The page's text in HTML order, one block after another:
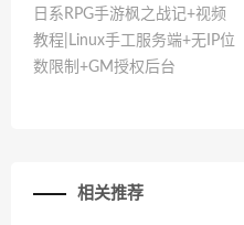
日系RPG手游枫之战记+视频
教程|Linux手工服务端+无IP位
数限制+GM授权后台
相关推荐